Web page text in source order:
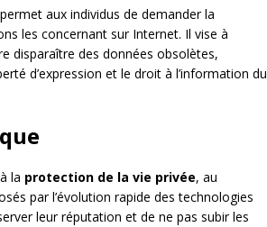
aux individus de demander la
les concernant sur Internet. Il vise à
disparaître des données obsolètes,
d’expression et le droit à l’information du
la protection de la vie privée, au
par l’évolution rapide des technologies
leur réputation et de ne pas subir les